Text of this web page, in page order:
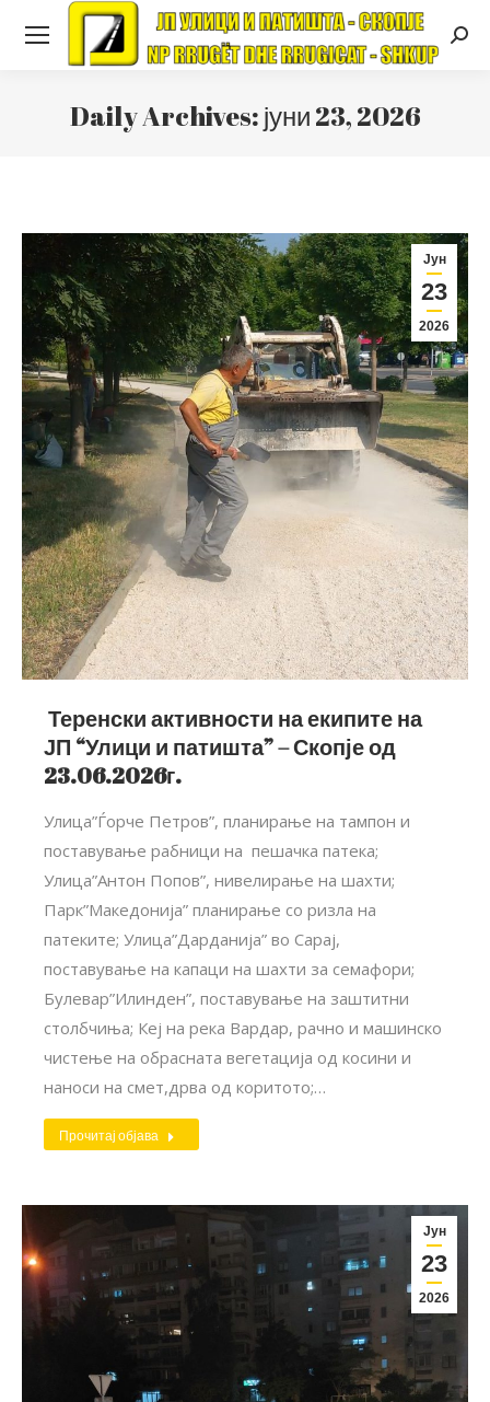
Daily Archives:јуни 23, 2026
Јун
23
2026
Теренски активности на екипите на
ЈП “Улици и патишта” – Скопје од
23.06.2026г.
Улица”Ѓорче Петров”, планирање на тампон и
поставување рабници на пешачка патека;
Улица”Антон Попов”, нивелирање на шахти;
Парк”Македонија” планирање со ризла на
патеките; Улица”Дарданија” во Сарај,
поставување на капаци на шахти за семафори;
Булевар”Илинден”, поставување на заштитни
столбчиња; Кеј на река Вардар, рачно и машинско
чистење на обрасната вегетација од косини и
наноси на смет,дрва од коритото;…
Прочитај објава
Јун
23
2026